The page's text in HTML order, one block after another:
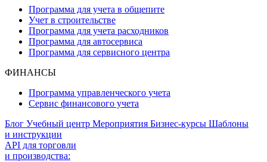
Программа для учета в общепите
Учет в строительстве
Программа для учета расходников
Программа для автосервиса
Программа для сервисного центра
ФИНАНСЫ
Программа управленческого учета
Сервис финансового учета
Блог Учебный центр Мероприятия Бизнес-курсы Шаблоны
и инструкции
API для торговли
и производства: